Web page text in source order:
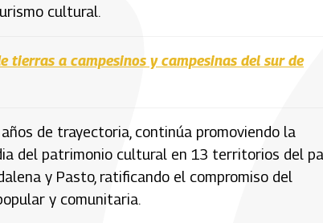
cultural.
a campesinos y campesinas del sur de
de trayectoria, continúa promoviendo la
del patrimonio cultural en 13 territorios del
y Pasto, ratificando el compromiso del
y comunitaria.